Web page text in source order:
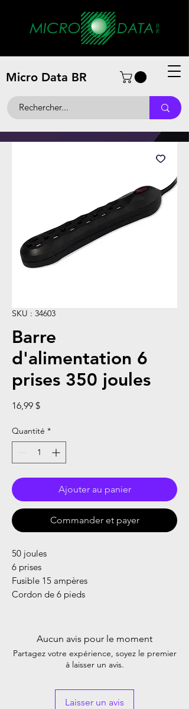
Micro Data BR
SKU : 34603
Barre
d'alimentation 6
prises 350 joules
16,99 $Prix
Quantité *
Ajouter au panier
Commander et payer
50 joules
6 prises
Fusible 15 ampères
Cordon de 6 pieds
Aucun avis pour le moment
Partagez votre expérience, soyez le premier
à laisser un avis.
Laisser un avis